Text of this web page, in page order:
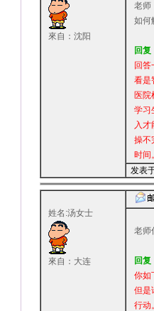
來自：沈阳
老师
如何
回复
回
看是
医
学习
入
操不
时间
发表
姓名:汤女士
來自：大连
老师
回复
你如
但是
行动